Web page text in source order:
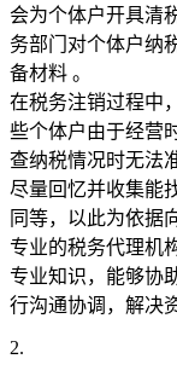
会为个体户开具清
务部门对个体户纳
备材料 。
在税务注销过程中
些个体户由于经营
查纳税情况时无法
尽量回忆并收集能
同等，以此为依据
专业的税务代理机
专业知识，能够协
行沟通协调，解决